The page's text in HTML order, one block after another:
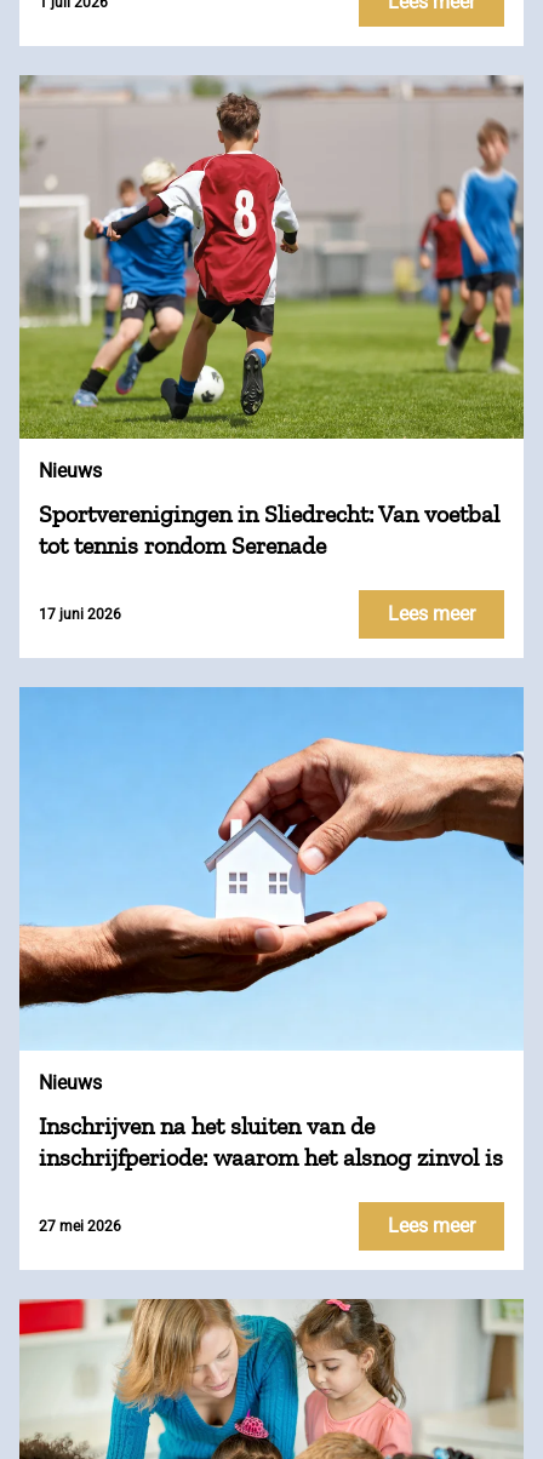
Nieuws
Sportverenigingen in Sliedrecht: Van voetbal
tot tennis rondom Serenade
17 juni 2026 Lees meer
Nieuws
Inschrijven na het sluiten van de
inschrijfperiode: waarom het alsnog zinvol is
27 mei 2026 Lees meer